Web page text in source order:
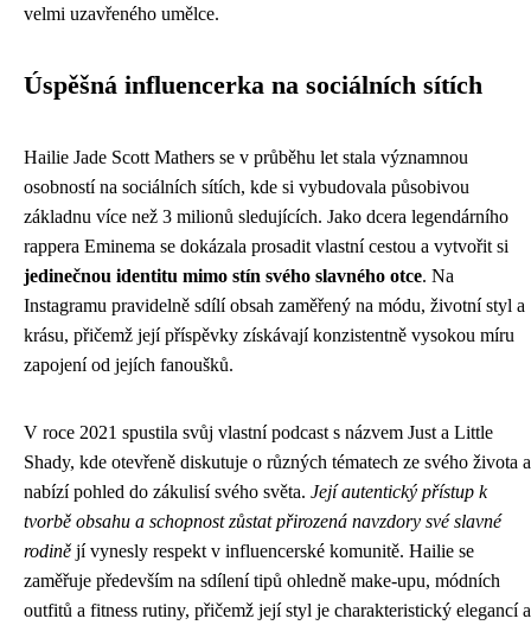
velmi uzavřeného umělce.
Úspěšná influencerka na sociálních sítích
Hailie Jade Scott Mathers se v průběhu let stala významnou
osobností na sociálních sítích, kde si vybudovala působivou
základnu více než 3 milionů sledujících. Jako dcera legendárního
rappera Eminema se dokázala prosadit vlastní cestou a vytvořit si
jedinečnou identitu mimo stín svého slavného otce. Na
Instagramu pravidelně sdílí obsah zaměřený na módu, životní styl a
krásu, přičemž její příspěvky získávají konzistentně vysokou míru
zapojení od jejích fanoušků.
V roce 2021 spustila svůj vlastní podcast s názvem Just a Little
Shady, kde otevřeně diskutuje o různých tématech ze svého života a
nabízí pohled do zákulisí svého světa. Její autentický přístup k
tvorbě obsahu a schopnost zůstat přirozená navzdory své slavné
rodině jí vynesly respekt v influencerské komunitě. Hailie se
zaměřuje především na sdílení tipů ohledně make-upu, módních
outfitů a fitness rutiny, přičemž její styl je charakteristický elegancí a